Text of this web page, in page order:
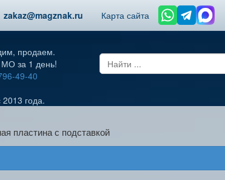
zakaz@magznak.ru Карта сайта
продаем.
МО за 1 день!
49-40
года.
пластина с подставкой